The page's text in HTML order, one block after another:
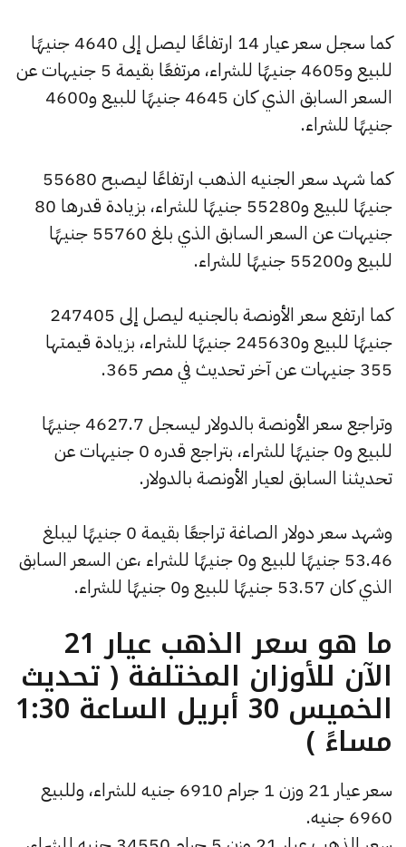
كما سجل سعر عيار 14 ارتفاعًا ليصل إلى 4640 جنيهًا
للبيع و4605 جنيهًا للشراء، مرتفعًا بقيمة 5 جنيهات عن
السعر السابق الذي كان 4645 جنيهًا للبيع و4600
جنيهًا للشراء.
كما شهد سعر الجنيه الذهب ارتفاعًا ليصبح 55680
جنيهًا للبيع و55280 جنيهًا للشراء، بزيادة قدرها 80
جنيهات عن السعر السابق الذي بلغ 55760 جنيهًا
للبيع و55200 جنيهًا للشراء.
كما ارتفع سعر الأونصة بالجنيه ليصل إلى 247405
جنيهًا للبيع و245630 جنيهًا للشراء، بزيادة قيمتها
355 جنيهات عن آخر تحديث في مصر 365.
وتراجع سعر الأونصة بالدولار ليسجل 4627.7 جنيهًا
للبيع و0 جنيهًا للشراء، بتراجع قدره 0 جنيهات عن
تحديثنا السابق لعيار الأونصة بالدولار.
وشهد سعر دولار الصاغة تراجعًا بقيمة 0 جنيهًا ليبلغ
53.46 جنيهًا للبيع و0 جنيهًا للشراء ،عن السعر السابق
الذي كان 53.57 جنيهًا للبيع و0 جنيهًا للشراء.
ما هو سعر الذهب عيار 21
الآن للأوزان المختلفة ( تحديث
الخميس 30 أبريل الساعة 1:30
مساءً )
سعر عيار 21 وزن 1 جرام 6910 جنيه للشراء، وللبيع
6960 جنيه.